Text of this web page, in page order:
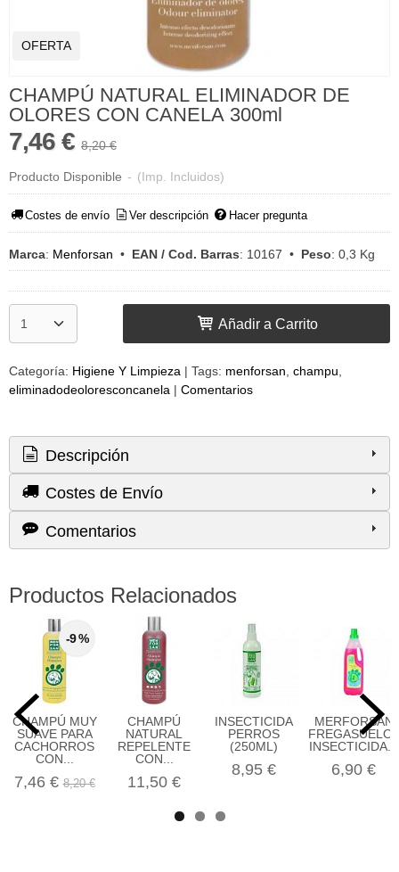
OFERTA
CHAMPÚ NATURAL ELIMINADOR DE
OLORES CON CANELA 300ml
7,46 € 8,20 €
Producto Disponible - (Imp. Incluidos)
Costes de envío Ver descripción Hacer pregunta
Marca: Menforsan • EAN / Cod. Barras: 10167 • Peso: 0,3 Kg
Añadir a Carrito
Categoría: Higiene Y Limpieza | Tags: menforsan champu
eliminadodeoloresconcanela | Comentarios
Descripción
Costes de Envío
Comentarios
Productos Relacionados
-9 %
CHAMPÚ MUY
SUAVE PARA
CACHORROS
CON...
7,46 €8,20 €
CHAMPÚ
NATURAL
REPELENTE
CON...
11,50 €
INSECTICIDA
PERROS
(250ML)
8,95 €
MERFORSAN
INSECTICIDA...
6,90 €